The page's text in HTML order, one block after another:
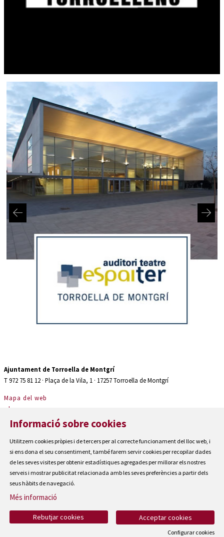
Ajuntament de Torroella de Montgrí
T 972 75 81 12 · Plaça de la Vila, 1 · 17257 Torroella de Montgrí
Mapa del web
|
Avís Legal
Cookies
|
Contactar
|
Accessibilitat
Informació sobre cookies
Utilitzem cookies pròpies i de tercers per al correcte funcionament del lloc web, i
si ens dona el seu consentiment, també farem servir cookies per recopilar dades
de les seves visites per obtenir estadístiques agregades per millorar els nostres
serveis i mostrar publicitat relacionada amb les seves preferències a partir dels
seus hàbits de navegació.
Més informació
Acceptar cookies
Rebutjar cookies
Configurar cookies